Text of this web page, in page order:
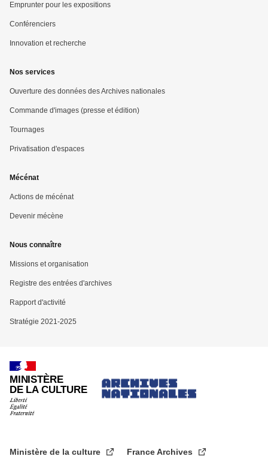
Emprunter pour les expositions
Conférenciers
Innovation et recherche
Nos services
Ouverture des données des Archives nationales
Commande d'images (presse et édition)
Tournages
Privatisation d'espaces
Mécénat
Actions de mécénat
Devenir mécène
Nous connaître
Missions et organisation
Registre des entrées d'archives
Rapport d'activité
Stratégie 2021-2025
MINISTÈRE
DE LA CULTURE
Ministère de la culture France Archives